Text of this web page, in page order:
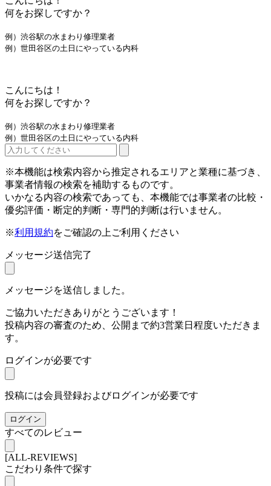
何をお探しですか？
例）渋谷駅の水まわり修理業者
例）世田谷区の土日にやっている内科
こんにちは！
何をお探しですか？
例）渋谷駅の水まわり修理業者
例）世田谷区の土日にやっている内科
※本機能は検索内容から推定されるエリアと業種に基づき、
事業者情報の検索を補助するものです。
いかなる内容の検索であっても、本機能では事業者の比較・
優劣評価・断定的判断・専門的判断は行いません。
※利用規約をご確認の上ご利用ください
メッセージ送信完了
メッセージを送信しました。
ご協力いただきありがとうございます！
投稿内容の審査のため、公開まで約3営業日程度いただきま
す。
ログインが必要です
投稿には会員登録およびログインが必要です
ログイン
すべてのレビュー
[ALL-REVIEWS]
こだわり条件で探す